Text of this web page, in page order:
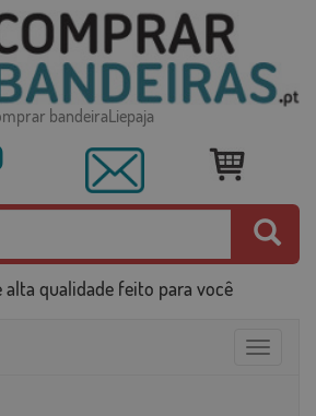
bandeiraLiepaja
alta qualidade feito para você
Toggle